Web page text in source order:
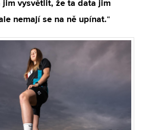
jim vysvětlit, že ta data jim
nemají se na ně upínat.“